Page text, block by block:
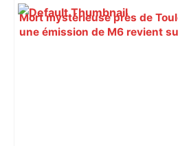
Mort mystérieuse près de
une émission de M6 revient